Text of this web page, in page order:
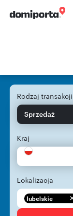
Rodzaj transakcji
Sprzedaż
Kraj
Lokalizacja
lubelskie